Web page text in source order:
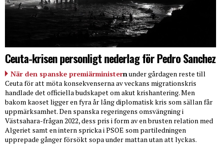
Ceuta-krisen personligt nederlag för Pedro Sanchez
När den spanske premiärministernunder gårdagen reste till
Ceuta för att möta konsekvenserna av veckans migrationskris
handlade det officiella budskapet om akut krishantering. Men
bakom kaoset ligger en fyra år lång diplomatisk kris som sällan får
uppmärksamhet. Den spanska regeringens omsvängning i
Västsahara-frågan 2022, dess pris i form av en brusten relation med
Algeriet samt en intern spricka i PSOE som partiledningen
upprepade gånger försökt sopa under mattan utan att lyckas.